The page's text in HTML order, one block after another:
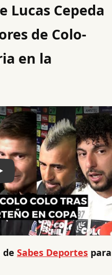
Lucas Cepeda
de Colo-
en la
de Sabes Deportes para